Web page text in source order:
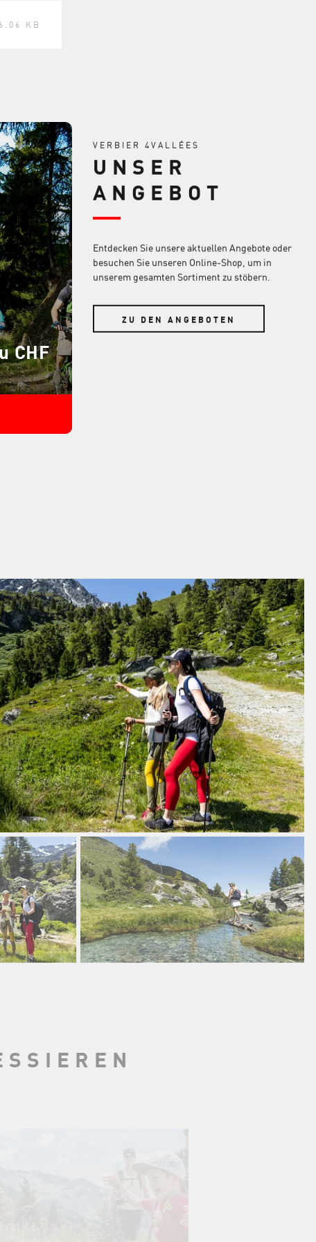
KB
CHF
VERBIER 4VALLÉES
UNSER
ANGEBOT
Entdecken Sie unsere aktuellen Angebote oder
besuchen Sie unseren Online-Shop, um in
unserem gesamten Sortiment zu stöbern.
ZU DEN ANGEBOTEN